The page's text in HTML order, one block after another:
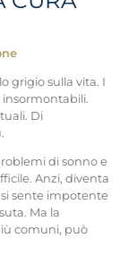
grigio sulla vita. I
Di
di sonno e
Anzi, diventa
si sente impotente
Ma la
comuni, può